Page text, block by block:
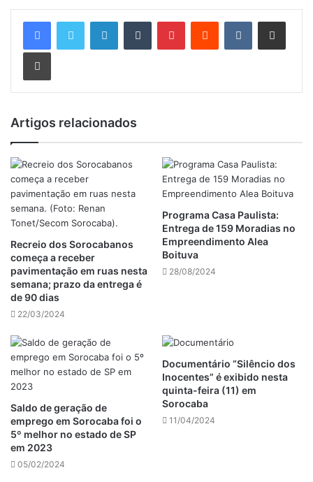
LinkedinTumblr PinterestReddit VK Compartilhar via e-mail
Imprimir
Artigos relacionados
Recreio dos Sorocabanos
começa a receber
pavimentação em ruas nesta
semana; prazo da entrega é
de 90 dias
22/03/2024
Programa Casa Paulista:
Entrega de 159 Moradias no
Empreendimento Alea
Boituva
28/08/2024
Saldo de geração de
emprego em Sorocaba foi o
5º melhor no estado de SP
em 2023
05/02/2024
Documentário “Silêncio dos
Inocentes” é exibido nesta
quinta-feira (11) em
Sorocaba
11/04/2024